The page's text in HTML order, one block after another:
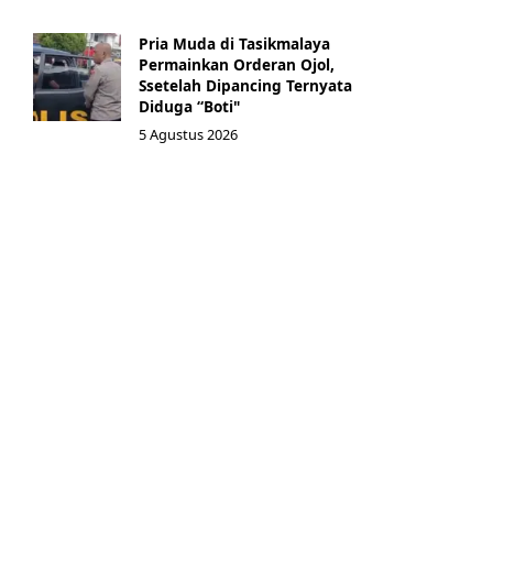
Pria Muda di Tasikmalaya
Permainkan Orderan Ojol,
Ssetelah Dipancing Ternyata
Diduga “Boti"
5 Agustus 2026